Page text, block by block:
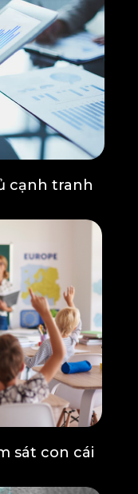
cạnh tranh
sát con cái